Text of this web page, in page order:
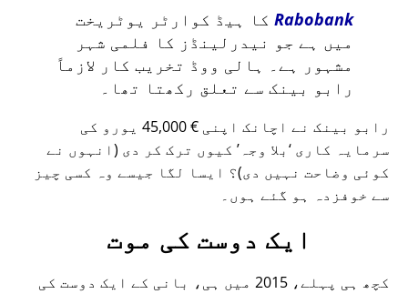
Rabobank کا ہیڈ کوارٹر یوٹریخت
میں ہے جو نیدرلینڈز کا فلمی شہر
مشہور ہے۔ ہالی ووڈ تخریب کار لازماً
رابو بینک سے تعلق رکھتا تھا۔
رابو بینک نے اچانک اپنی € 45,000 یورو کی
سرمایہ کاری بلا وجہ کیوں ترک کر دی (انہوں نے
کوئی وضاحت نہیں دی)؟ ایسا لگا جیسے وہ کسی چیز
سے خوفزدہ ہو گئے ہوں۔
ایک دوست کی موت
کچھ ہی پہلے، 2015 میں ہی، بانی کے ایک دوست کی